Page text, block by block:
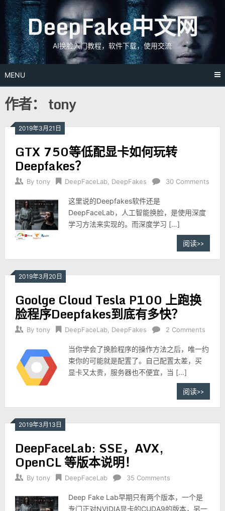
Skip
to
content DeepFake中文网
AI换脸入门教程，软件下载，使用交流
MENU
作者： tony
2019年3月21日
GTX 750等低配显卡如何玩转
Deepfakes？
By tony DeepFaceLab, DeepFakes 30 Comments
这里说的Deepfakes软件还是
DeepFaceLab，人工智能换脸，是使用深度
学习方法来实现的。而深度学习 […]
阅读>>
2019年3月20日
Goolge Cloud Tesla P100 上跑换
脸程序Deepfakes到底有多快？
By tony DeepFaceLab, DeepFakes 2 Comments
当你学会了换脸程序的操作方法之后，唯一约
束你的可能就是配置了。自己配置太差，买
显卡又太贵，服务器也不便宜，当 […]
阅读>>
2019年3月13日
DeepFaceLab: SSE，AVX,
OpenCL 等版本说明！
By tony DeepFaceLab 35 Comments
Deep Fake Lab早期只有两个版本，一个是
专门正对NVIDIA显卡的CUDA9的版本，另一